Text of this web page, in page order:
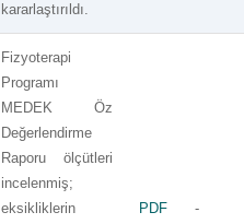
kararlaştırıldı.
Fizyoterapi
Programı
MEDEK Öz
Değerlendirme
Raporu ölçütleri
incelenmiş;
eksikliklerin
PDF -